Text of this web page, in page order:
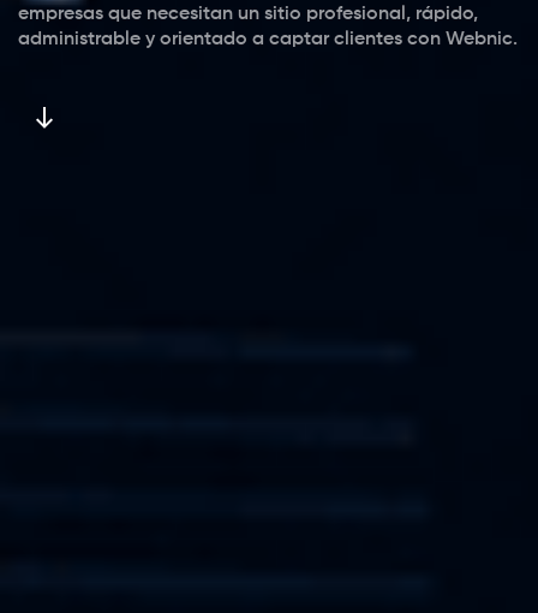
empresas que necesitan un sitio profesional, rápido,
administrable y orientado a captar clientes con Webnic.